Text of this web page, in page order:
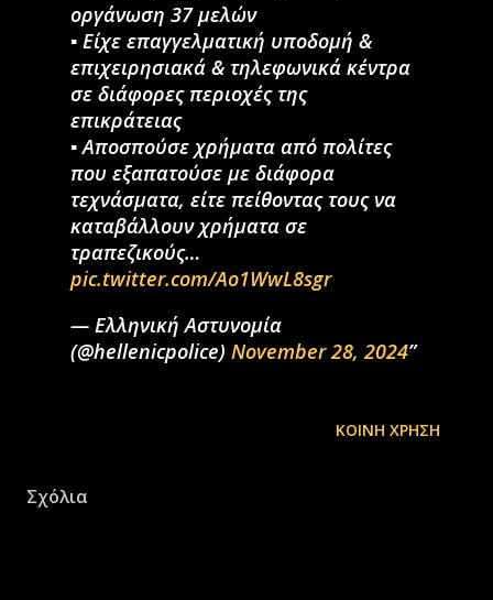
οργάνωση 37 μελών
▪️ Είχε επαγγελματική υποδομή &
επιχειρησιακά & τηλεφωνικά κέντρα
σε διάφορες περιοχές της
επικράτειας
▪️ Αποσπούσε χρήματα από πολίτες
που εξαπατούσε με διάφορα
τεχνάσματα, είτε πείθοντας τους να
καταβάλλουν χρήματα σε
τραπεζικούς…
pic.twitter.com/Ao1WwL8sgr
— Ελληνική Αστυνομία
(@hellenicpolice) November 28, 2024
ΚΟΙΝΉ ΧΡΉΣΗ
Σχόλια